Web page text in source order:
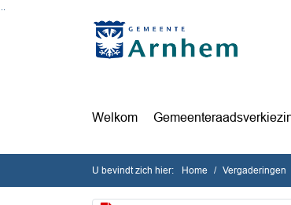
Ga naar de inhoud van deze pagina
Ga naar het zoeken
Ga naar het menu
Welkom
U bevindt zich hier: Home Vergaderingen